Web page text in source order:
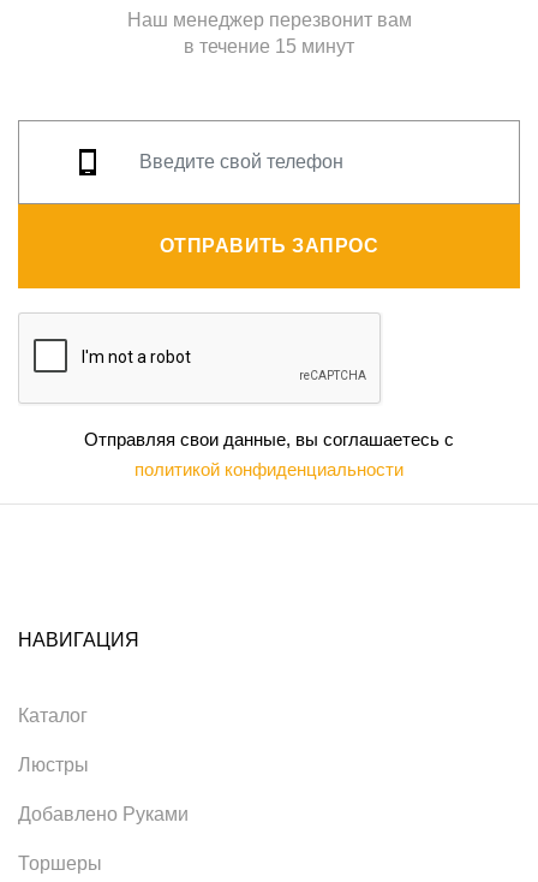
Наш менеджер перезвонит вам
в течение 15 минут
ОТПРАВИТЬ ЗАПРОС
Отправляя свои данные, вы соглашаетесь с
политикой конфиденциальности
НАВИГАЦИЯ
Каталог
Люстры
Добавлено Руками
Торшеры